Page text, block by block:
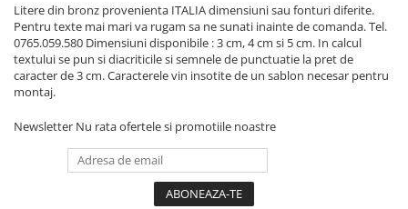
Litere din bronz provenienta ITALIA dimensiuni sau fonturi diferite.
Pentru texte mai mari va rugam sa ne sunati inainte de comanda. Tel.
0765.059.580 Dimensiuni disponibile : 3 cm, 4 cm si 5 cm. In calcul
textului se pun si diacriticile si semnele de punctuatie la pret de
caracter de 3 cm. Caracterele vin insotite de un sablon necesar pentru
montaj.
Newsletter Nu rata ofertele si promotiile noastre